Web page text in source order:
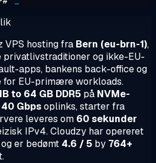
hosting fra Bern (eu-brn-1),
privatlivstraditioner og ikke-EU-
apps, bankens back-office og
for EU-primære workloads.
to 64 GB DDR5 på NVMe-
40 Gbpsoplinks, starter fra
leveres om 60 sekunder
IPv4. Cloudzy har opereret
og er bedømt 4.6 / 5 by 764+